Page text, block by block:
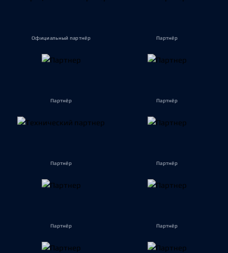
Официальный партнёр Партнёр
Партнёр Партнёр
Партнёр Партнёр
Партнёр Партнёр